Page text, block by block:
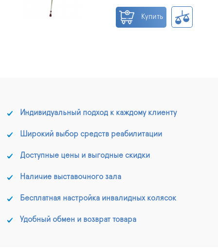
Купить
Индивидуальный подход к каждому клиенту
Широкий выбор средств реабилитации
Доступные цены и выгодные скидки
Наличие выставочного зала
Бесплатная настройка инвалидных колясок
Удобный обмен и возврат товара